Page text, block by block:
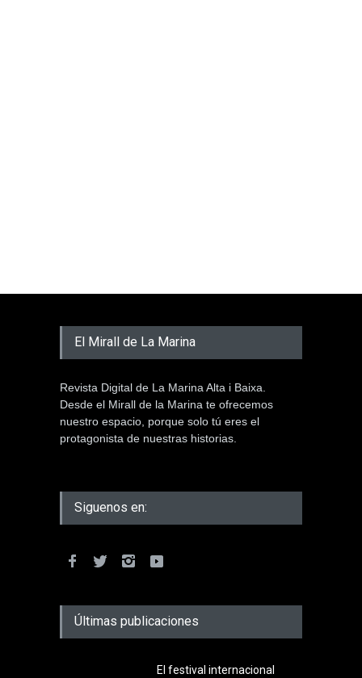
El Mirall de La Marina
Revista Digital de La Marina Alta i Baixa.
Desde el Mirall de la Marina te ofrecemos
nuestro espacio, porque solo tú eres el
protagonista de nuestras historias.
Siguenos en:
Últimas publicaciones
El festival internacional